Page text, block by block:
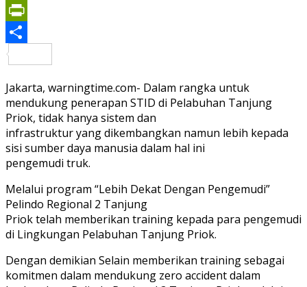
Print
PrintFriendly
Jakarta, warningtime.com- Dalam rangka untuk
mendukung penerapan STID di Pelabuhan Tanjung
Priok, tidak hanya sistem dan
infrastruktur yang dikembangkan namun lebih kepada
sisi sumber daya manusia dalam hal ini
pengemudi truk.
Melalui program “Lebih Dekat Dengan Pengemudi”
Pelindo Regional 2 Tanjung
Priok telah memberikan training kepada para pengemudi
di Lingkungan Pelabuhan Tanjung Priok.
Dengan demikian Selain memberikan training sebagai
komitmen dalam mendukung zero accident dalam